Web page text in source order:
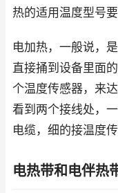
热的适用温度型号要
电加热，一般说，
直接捅到设备里面
个温度传感器，来
看到两个接线处，
电缆，细的接温度传
电热带和电伴热